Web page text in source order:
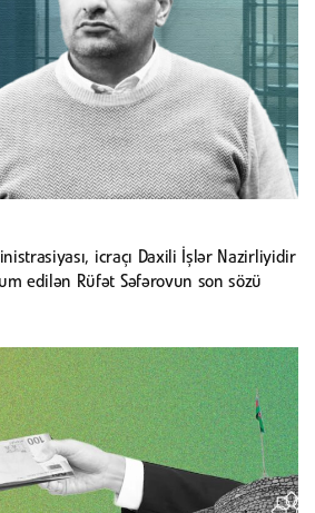
icraçı Daxili İşlər Nazirliyidir
edilən Rüfət Səfərovun son sözü